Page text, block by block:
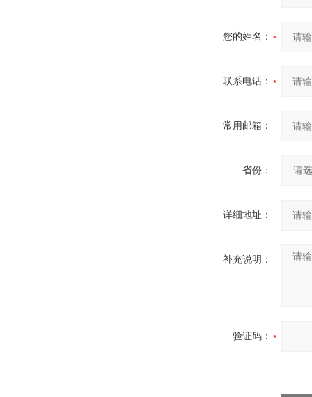
您的姓名：
联系电话：
常用邮箱：
省份：
详细地址：
补充说明：
验证码：